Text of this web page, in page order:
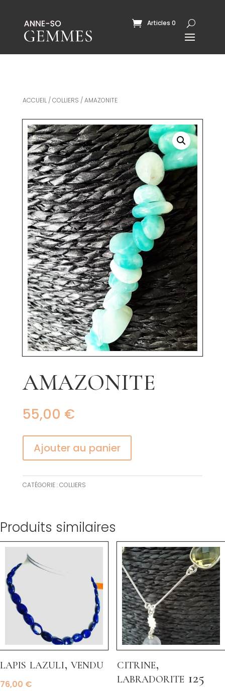
Articles 0
ACCUEIL/COLLIERS / AMAZONITE
AMAZONITE
55,00 €
Ajouter au panier
CATÉGORIE :COLLIERS
Produits similaires
lapis lazuli, vendu
76,00 €
citrine,
labradorite 125